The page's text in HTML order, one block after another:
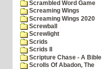
Scrambled Word Game
Screaming Wings
Screaming Wings 2020
Screwball
Screwlight
Scrids
Scrids II
Scripture Chase - A Bible
Scrolls Of Abadon, The